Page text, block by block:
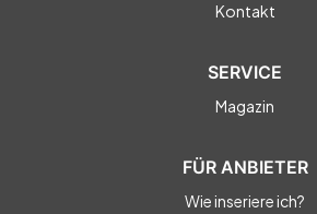
Kontakt
SERVICE
Magazin
FÜR ANBIETER
Wie inseriere ich?